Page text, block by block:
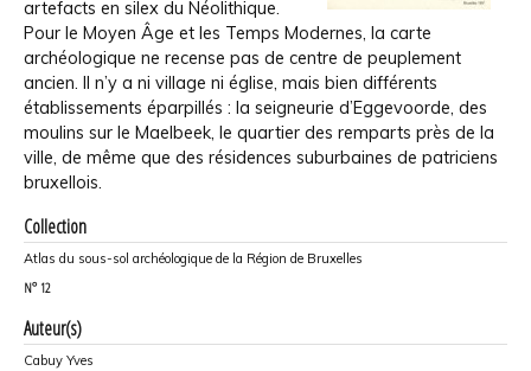
artefacts en silex du Néolithique.
Pour le Moyen Âge et les Temps Modernes, la carte
archéologique ne recense pas de centre de peuplement
ancien. Il n’y a ni village ni église, mais bien différents
établissements éparpillés : la seigneurie d’Eggevoorde, des
moulins sur le Maelbeek, le quartier des remparts près de la
ville, de même que des résidences suburbaines de patriciens
bruxellois.
Collection
Atlas du sous-sol archéologique de la Région de Bruxelles
N° 12
Auteur(s)
Cabuy Yves